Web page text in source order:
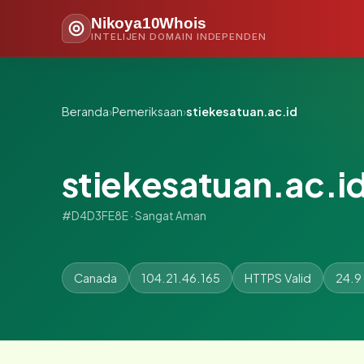
Nikoya10Whois
INTELIJEN DOMAIN INDEPENDEN
Beranda›Pemeriksaan›stiekesatuan.ac.id
#D4D3FE8E · Sangat Aman
Canada 104.21.46.165 HTTPS Valid 24.9